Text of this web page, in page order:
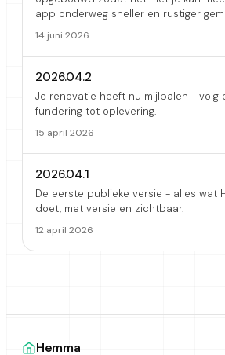
app onderweg sneller en rustiger
14 juni 2026
2026.04.2
Je renovatie heeft nu mijlpalen - volg
fundering tot oplevering.
15 april 2026
2026.04.1
De eerste publieke versie - alles wat
doet, met versie en zichtbaar.
12 april 2026
Hemma